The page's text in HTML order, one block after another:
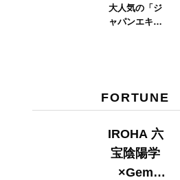
大人気の「ジ
ャパンエキス
FORTUNE
IROHA 六
宝陰陽学
×Gem